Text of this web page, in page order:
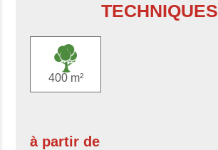
TECHNIQUES
400 m²
à partir de